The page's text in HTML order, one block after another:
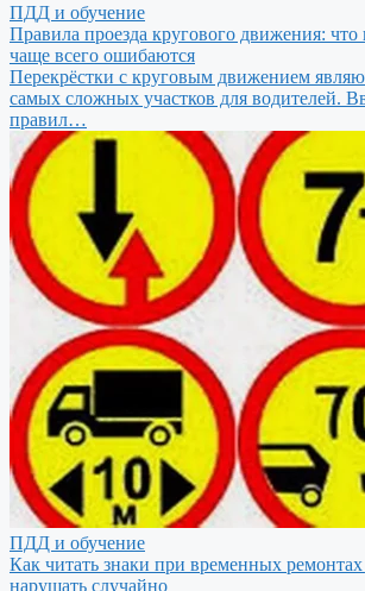
ПДД и обучение
Правила проезда кругового движения: что
чаще всего ошибаются
Перекрёстки с круговым движением
самых сложных участков для водителей.
правил…
ПДД и обучение
Как читать знаки при временных
нарушать случайно